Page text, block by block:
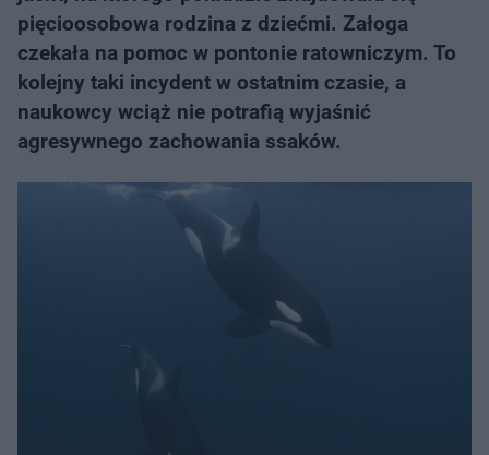
pięcioosobowa rodzina z dziećmi. Załoga
czekała na pomoc w pontonie ratowniczym. To
kolejny taki incydent w ostatnim czasie, a
naukowcy wciąż nie potrafią wyjaśnić
agresywnego zachowania ssaków.